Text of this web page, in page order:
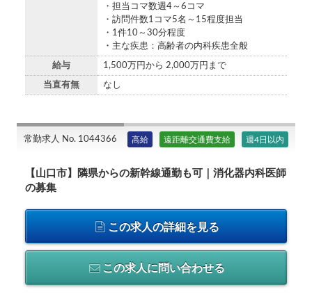
・担当コマ数週4～6コマ
・訪問件数1コマ5名～15程度担当
・1件10～30分程度
・主な疾患：高齢者の内科疾患全般
給与 1,500万円から 2,000万円まで
当直有無 なし
常勤求人 No. 1044366 高給 遠距離交通費支給 週4日以内
【山口市】隣県からの新幹線通勤も可｜消化器内科医師
の募集
この求人の詳細を見る
この求人に問い合わせる